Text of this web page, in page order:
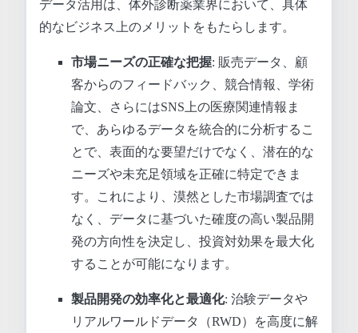
データ活用は、体外診断薬業界において、具体
的なビジネス上のメリットをもたらします。
市場ニーズの正確な把握: 販売データ、顧
客からのフィードバック、競合情報、学術
論文、さらにはSNS上の医療関連情報ま
で、あらゆるデータを統合的に分析するこ
とで、表面的な要望だけでなく、潜在的な
ニーズや未充足領域を正確に特定できま
す。これにより、漠然とした市場調査では
なく、データに基づいた確度の高い製品開
発の方向性を決定し、投資対効果を最大化
することが可能になります。
製品開発の効率化と最適化: 治験データや
リアルワールドデータ（RWD）を高度に解